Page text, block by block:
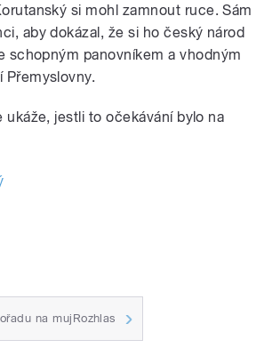
si mohl zamnout ruce. Sám
aby dokázal, že si ho český národ
schopným panovníkem a vhodným
Přemyslovny.
ukáže, jestli to očekávání bylo na
na mujRozhlas